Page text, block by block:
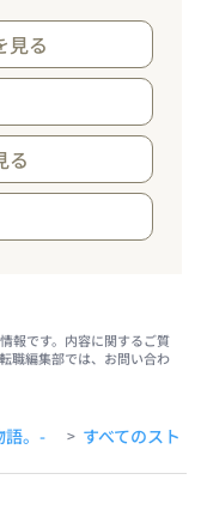
見る
る
報です。内容に関するご質
職編集部では、お問い合わ
語。- > すべてのスト